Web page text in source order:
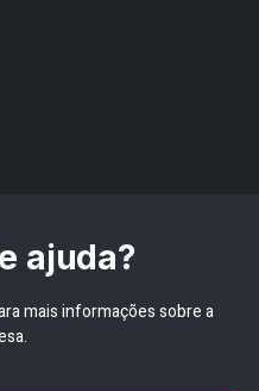
ajuda?
mais informações sobre a